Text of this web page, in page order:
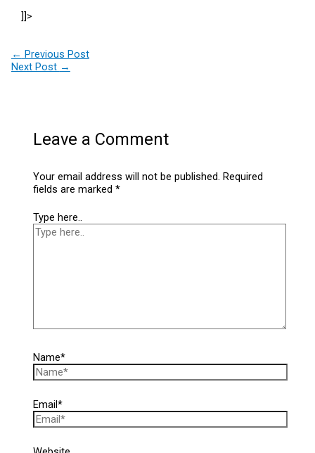
]]>
← Previous Post
Next Post →
Leave a Comment
Your email address will not be published. Required
fields are marked*
Type here..
Name*
Email*